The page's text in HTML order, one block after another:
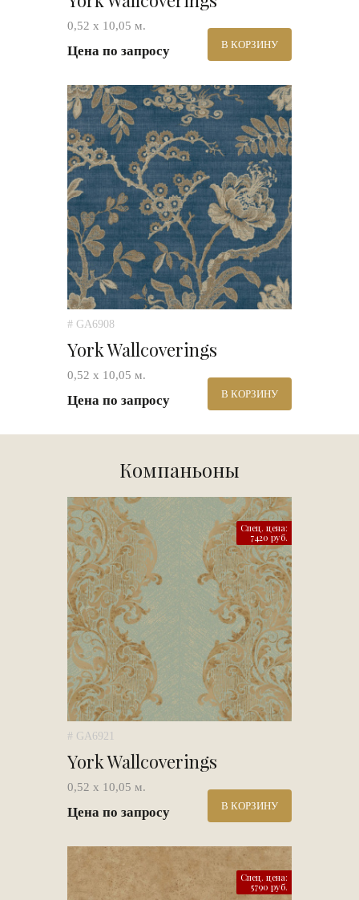
0,52 х 10,05 м.
Цена по запросу В КОРЗИНУ
# GA6908
York Wallcoverings
0,52 х 10,05 м.
Цена по запросу В КОРЗИНУ
Компаньоны
Спец. цена:
7420 руб.
# GA6921
York Wallcoverings
0,52 х 10,05 м.
Цена по запросу В КОРЗИНУ
Спец. цена:
5790 руб.